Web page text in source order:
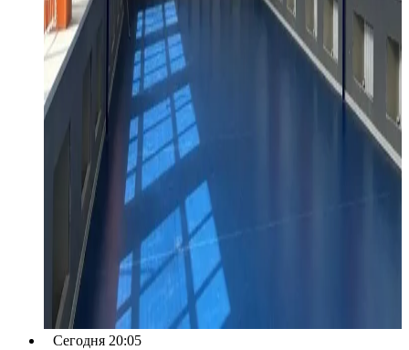
Сегодня 20:05